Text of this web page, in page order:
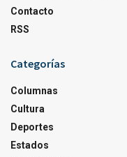
Contacto
RSS
Categorías
Columnas
Cultura
Deportes
Estados